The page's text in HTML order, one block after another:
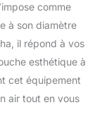
comme
à son diamètre
il répond à vos
esthétique à
cet équipement
air tout en vous